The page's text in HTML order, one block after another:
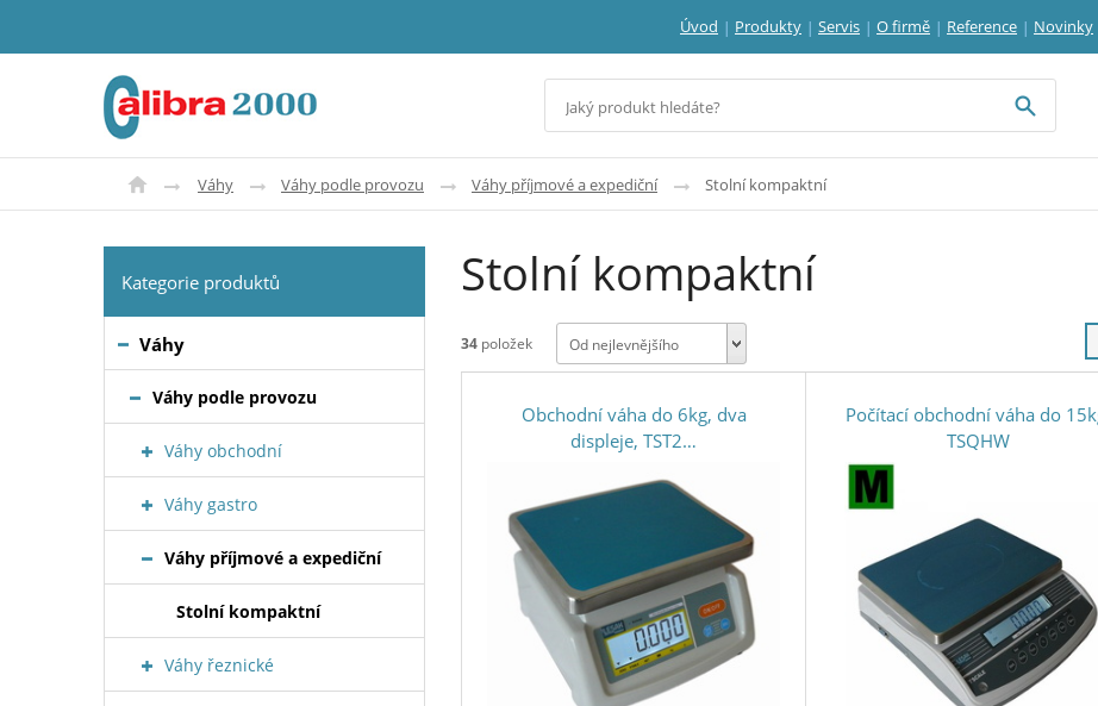
Úvod Produkty Servis O firmě Reference Novinky
Váhy Váhy podle provozu Váhy příjmové a expediční Stolní kompaktní
Stolní kompaktní
34 položek Od nejlevnějšího
Obchodní váha do 6kg, dva
displeje, TST2…
Počítací obchodní váha do
TSQHW
Kategorie produktů
Váhy
Váhy podle provozu
Váhy obchodní
Váhy gastro
Váhy příjmové a expediční
Stolní kompaktní
Váhy řeznické